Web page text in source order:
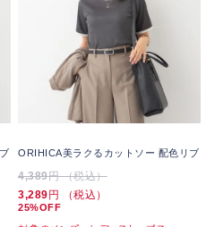
ORIHICA美ラクるカットソー 配色リブ
4,389円 （税込）
3,289 円 （税込）
25%OFF